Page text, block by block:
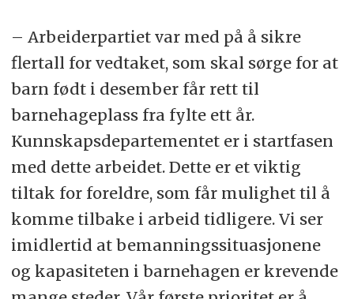
– Arbeiderpartiet var med på å sikre
flertall for vedtaket, som skal sørge for at
barn født i desember får rett til
barnehageplass fra fylte ett år.
Kunnskapsdepartementet er i startfasen
med dette arbeidet. Dette er et viktig
tiltak for foreldre, som får mulighet til å
komme tilbake i arbeid tidligere. Vi ser
imidlertid at bemanningssituasjonene
og kapasiteten i barnehagen er krevende